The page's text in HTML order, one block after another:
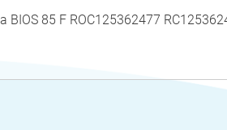
85 F ROC125362477